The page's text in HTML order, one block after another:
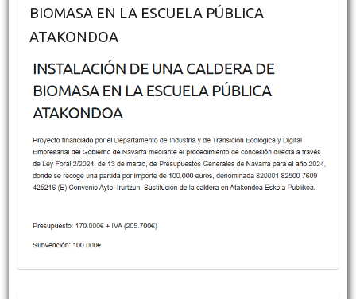
BIOMASA EN LA ESCUELA PÚBLICA
ATAKONDOA